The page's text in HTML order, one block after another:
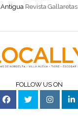
Antigua Revista Gallaretas
FOLLOW US ON